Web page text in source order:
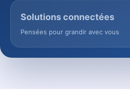
Solutions connectées
Pensées pour grandir avec vous